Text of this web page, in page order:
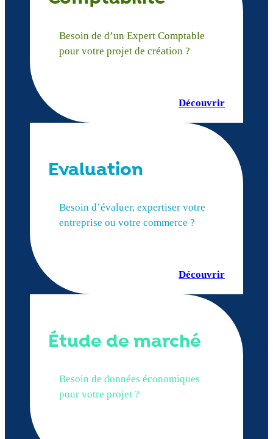
Besoin de d’un Expert Comptable
pour votre projet de création ?
Découvrir
Evaluation
Besoin d’évaluer, expertiser votre
entreprise ou votre commerce ?
Découvrir
Étude de marché
Besoin de données économiques
pour votre projet ?